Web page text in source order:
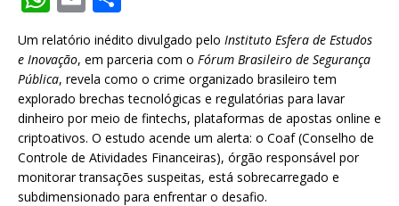
h
at
s
A
p
p
m
ai
l
h
ar
e
Um relatório inédito divulgado pelo Instituto Esfera de Estudos
e Inovação, em parceria com o Fórum Brasileiro de Segurança
Pública, revela como o crime organizado brasileiro tem
explorado brechas tecnológicas e regulatórias para lavar
dinheiro por meio de fintechs, plataformas de apostas online e
criptoativos. O estudo acende um alerta: o Coaf (Conselho de
Controle de Atividades Financeiras), órgão responsável por
monitorar transações suspeitas, está sobrecarregado e
subdimensionado para enfrentar o desafio.